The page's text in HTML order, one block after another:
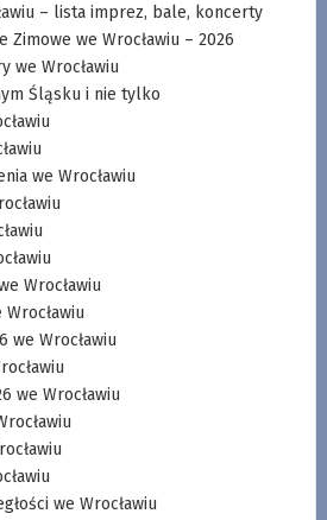
– lista imprez, bale, koncerty
Zimowe we Wrocławiu – 2026
we Wrocławiu
Śląsku i nie tylko
we Wrocławiu
Wrocławiu
Wrocławiu
we Wrocławiu
we Wrocławiu
we Wrocławiu